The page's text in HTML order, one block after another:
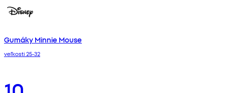
Gumáky Minnie Mouse
veľkosti 25-32